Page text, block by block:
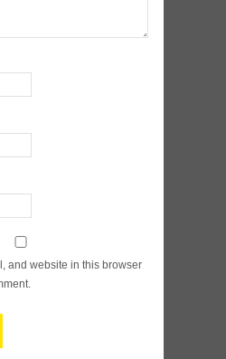
and website in this browser